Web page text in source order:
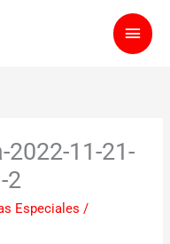
2022-11-21-
2
Especiales/